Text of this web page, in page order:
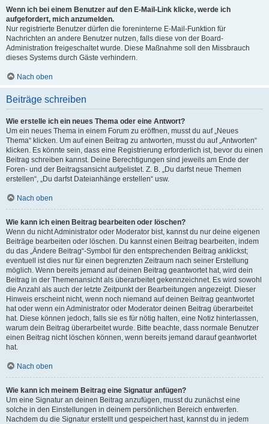
Wenn ich bei einem Benutzer auf den E-Mail-Link klicke, werde ich
aufgefordert, mich anzumelden.
Nur registrierte Benutzer dürfen die foreninterne E-Mail-Funktion für
Nachrichten an andere Benutzer nutzen, falls diese von der Board-
Administration freigeschaltet wurde. Diese Maßnahme soll den Missbrauch
dieses Systems durch Gäste verhindern.
Nach oben
Beiträge schreiben
Wie erstelle ich ein neues Thema oder eine Antwort?
Um ein neues Thema in einem Forum zu eröffnen, musst du auf „Neues
Thema“ klicken. Um auf einen Beitrag zu antworten, musst du auf „Antworten“
klicken. Es könnte sein, dass eine Registrierung erforderlich ist, bevor du einen
Beitrag schreiben kannst. Deine Berechtigungen sind jeweils am Ende der
Foren- und der Beitragsansicht aufgelistet. Z. B. „Du darfst neue Themen
erstellen“, „Du darfst Dateianhänge erstellen“ usw.
Nach oben
Wie kann ich einen Beitrag bearbeiten oder löschen?
Wenn du nicht Administrator oder Moderator bist, kannst du nur deine eigenen
Beiträge bearbeiten oder löschen. Du kannst einen Beitrag bearbeiten, indem
du das „Ändere Beitrag“-Symbol für den entsprechenden Beitrag anklickst;
eventuell ist dies nur für einen begrenzten Zeitraum nach seiner Erstellung
möglich. Wenn bereits jemand auf deinen Beitrag geantwortet hat, wird dein
Beitrag in der Themenansicht als überarbeitet gekennzeichnet. Es wird sowohl
die Anzahl als auch der letzte Zeitpunkt der Bearbeitungen angezeigt. Dieser
Hinweis erscheint nicht, wenn noch niemand auf deinen Beitrag geantwortet
hat oder wenn ein Administrator oder Moderator deinen Beitrag überarbeitet
hat. Diese können jedoch, falls sie es für nötig halten, eine Notiz hinterlassen,
warum dein Beitrag überarbeitet wurde. Bitte beachte, dass normale Benutzer
einen Beitrag nicht löschen können, wenn bereits jemand darauf geantwortet
hat.
Nach oben
Wie kann ich meinem Beitrag eine Signatur anfügen?
Um eine Signatur an deinen Beitrag anzufügen, musst du zunächst eine
solche in den Einstellungen in deinem persönlichen Bereich entwerfen.
Nachdem du die Signatur erstellt und gespeichert hast, kannst du in jedem